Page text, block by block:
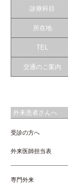
診療科目
所在地
TEL
交通のご案内
外来患者さんへ
受診の方へ
外来医師担当表
専門外来